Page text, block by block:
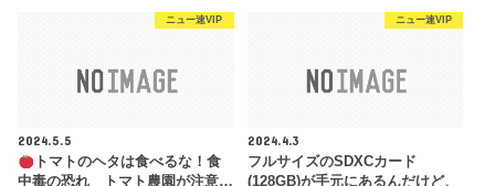
ニュー速VIP
2024.5.5
トマトのヘタは食べるな！食
中毒の恐れ トマト農園が注意…
ニュー速VIP
2024.4.3
フルサイズのSDXCカード
(128GB)が手元にあるんだけど、